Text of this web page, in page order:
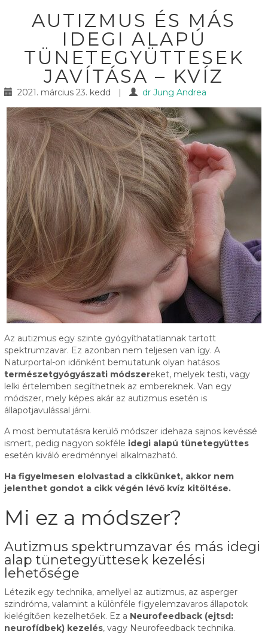
AUTIZMUS ÉS MÁS
IDEGI ALAPÚ
TÜNETEGYÜTTESEK
JAVÍTÁSA – KVÍZ
2021. március 23. kedd | dr Jung Andrea
Az autizmus egy szinte gyógyíthatatlannak tartott
spektrumzavar. Ez azonban nem teljesen van így. A
Naturportal-on időnként bemutatunk olyan hatásos
természetgyógyászati módszereket, melyek testi, vagy
lelki értelemben segíthetnek az embereknek. Van egy
módszer, mely képes akár az autizmus esetén is
állapotjavulással járni.
A most bemutatásra kerülő módszer idehaza sajnos kevéssé
ismert, pedig nagyon sokféle idegi alapú tünetegyüttes
esetén kiváló eredménnyel alkalmazható.
Ha figyelmesen elolvastad a cikkünket, akkor nem
jelenthet gondot a cikk végén lévő kvíz kitöltése.
Mi ez a módszer?
Autizmus spektrumzavar és más idegi
alap tünetegyüttesek kezelési
lehetősége
Létezik egy technika, amellyel az autizmus, az asperger
szindróma, valamint a különféle figyelemzavaros állapotok
kielégítően kezelhetőek. Ez a Neurofeedback (ejtsd:
neurofídbek) kezelés, vagy Neurofeedback technika.